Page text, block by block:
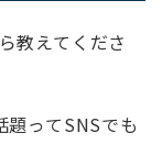
教えてくださ
題ってSNSでも